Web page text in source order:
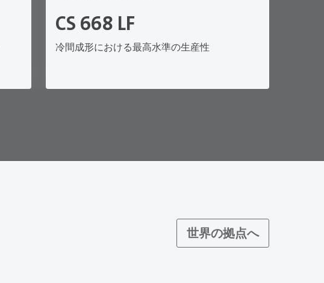
CS 668 LF
冷間成形における最高水準の生産性
世界の拠点へ